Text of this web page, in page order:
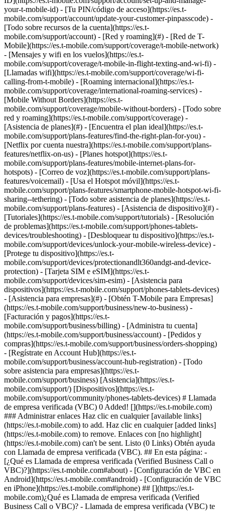
your-t-mobile-id) - [Tu PIN/código de acceso](https://es.t-
mobile.com/support/account/update-your-customer-pinpasscode) -
[Todo sobre recursos de la cuenta](https://es.t-
mobile.com/support/account) - [Red y roaming](#) - [Red de T-
Mobile](https://es.t-mobile.com/support/coverage/t-mobile-network)
- [Mensajes y wifi en los vuelos](https://es.t-
mobile.com/support/coverage/t-mobile-in-flight-texting-and-wi-fi) -
[Llamadas wifi](https://es.t-mobile.com/support/coverage/wi-fi-
calling-from-t-mobile) - [Roaming internacional](https://es.t-
mobile.com/support/coverage/international-roaming-services) -
[Mobile Without Borders](https://es.t-
mobile.com/support/coverage/mobile-without-borders) - [Todo sobre
red y roaming](https://es.t-mobile.com/support/coverage) -
[Asistencia de planes](#) - [Encuentra el plan ideal](https://es.t-
mobile.com/support/plans-features/find-the-right-plan-for-you) -
[Netflix por cuenta nuestra](https://es.t-mobile.com/support/plans-
features/netflix-on-us) - [Planes hotspot](https://es.t-
mobile.com/support/plans-features/mobile-internet-plans-for-
hotspots) - [Correo de voz](https://es.t-mobile.com/support/plans-
features/voicemail) - [Usa el Hotspot móvil](https://es.t-
mobile.com/support/plans-features/smartphone-mobile-hotspot-wi-fi-
sharing--tethering) - [Todo sobre asistencia de planes](https://es.t-
mobile.com/support/plans-features) - [Asistencia de dispositivo](#) -
[Tutoriales](https://es.t-mobile.com/support/tutorials) - [Resolución
de problemas](https://es.t-mobile.com/support/phones-tablets-
devices/troubleshooting) - [Desbloquear tu dispositivo](https://es.t-
mobile.com/support/devices/unlock-your-mobile-wireless-device) -
[Protege tu dispositivo](https://es.t-
mobile.com/support/devices/protectionandlt360andgt-and-device-
protection) - [Tarjeta SIM e eSIM](https://es.t-
mobile.com/support/devices/sim-esim) - [Asistencia para
dispositivos](https://es.t-mobile.com/support/phones-tablets-devices)
- [Asistencia para empresas](#) - [Obtén T-Mobile para Empresas]
(https://es.t-mobile.com/support/business/new-to-business) -
[Facturación y pagos](https://es.t-
mobile.com/support/business/billing) - [Administra tu cuenta]
(https://es.t-mobile.com/support/business/account) - [Pedidos y
compras](https://es.t-mobile.com/support/business/orders-shopping)
- [Regístrate en Account Hub](https://es.t-
mobile.com/support/business/account-hub-registration) - [Todo
sobre asistencia para empresas](https://es.t-
mobile.com/support/business) [Asistencia](https://es.t-
mobile.com/support/) [Dispositivos](https://es.t-
mobile.com/support/community/phones-tablets-devices) # Llamada
de empresa verificada (VBC) 0 Added! [](https://es.t-mobile.com)
### Administrar enlaces Haz clic en cualquier [available links]
(https://es.t-mobile.com) to add. Haz clic en cualquier [added links]
(https://es.t-mobile.com) to remove. Enlaces con [no highlight]
(https://es.t-mobile.com) can't be sent. Listo (0 Links) Obtén ayuda
con Llamada de empresa verificada (VBC). ## En esta página: -
[¿Qué es Llamada de empresa verificada (Verified Business Call o
VBC)?](https://es.t-mobile.com#about) - [Configuración de VBC en
Android](https://es.t-mobile.com#android) - [Configuración de VBC
en iPhone](https://es.t-mobile.com#iphone) ## [](https://es.t-
mobile.com)¿Qué es Llamada de empresa verificada (Verified
Business Call o VBC)? - Llamada de empresa verificada (VBC) te